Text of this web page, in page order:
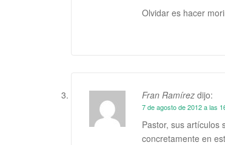
Olvidar es hacer
Fran Ramírez dijo:
7 de agosto de 2012 a las
Pastor, sus artículos
concretamente en